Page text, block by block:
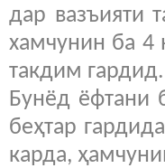
дар вазъияти
хамчунин ба 4
такдим гардид.
Бунёд ёфтани
беҳтар
карда,